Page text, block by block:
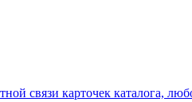
связи карточек каталога,